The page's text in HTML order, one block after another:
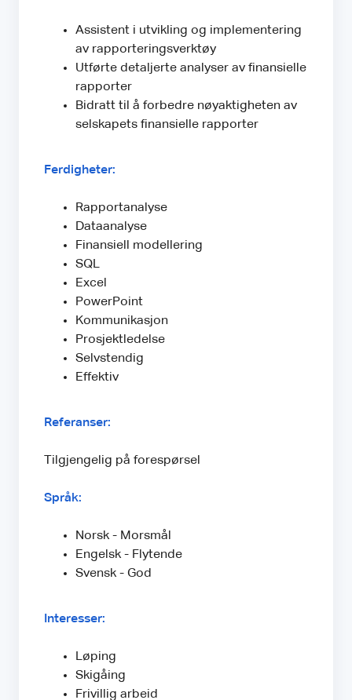
Assistent i utvikling og implementering
av rapporteringsverktøy
Utførte detaljerte analyser av finansielle
rapporter
Bidratt til å forbedre nøyaktigheten av
selskapets finansielle rapporter
Ferdigheter:
Rapportanalyse
Dataanalyse
Finansiell modellering
SQL
Excel
PowerPoint
Kommunikasjon
Prosjektledelse
Selvstendig
Effektiv
Referanser:
Tilgjengelig på forespørsel
Språk:
Norsk - Morsmål
Engelsk - Flytende
Svensk - God
Interesser:
Løping
Skigåing
Frivillig arbeid